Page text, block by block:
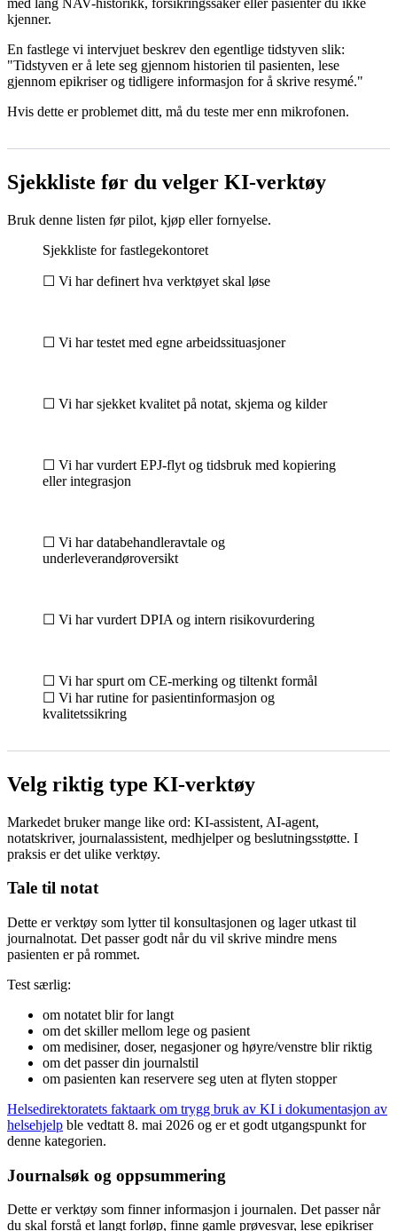
kjenner.
En fastlege vi intervjuet beskrev den egentlige tidstyven slik:
"Tidstyven er å lete seg gjennom historien til pasienten, lese
gjennom epikriser og tidligere informasjon for å skrive resymé."
Hvis dette er problemet ditt, må du teste mer enn mikrofonen.
Sjekkliste før du velger KI-verktøy
Bruk denne listen før pilot, kjøp eller fornyelse.
Sjekkliste for fastlegekontoret
☐ Vi har definert hva verktøyet skal løse
☐ Vi har testet med egne arbeidssituasjoner
☐ Vi har sjekket kvalitet på notat, skjema og kilder
☐ Vi har vurdert EPJ-flyt og tidsbruk med kopiering
eller integrasjon
☐ Vi har databehandleravtale og
underleverandøroversikt
☐ Vi har vurdert DPIA og intern risikovurdering
☐ Vi har spurt om CE-merking og tiltenkt formål
☐ Vi har rutine for pasientinformasjon og
kvalitetssikring
Velg riktig type KI-verktøy
Markedet bruker mange like ord: KI-assistent, AI-agent,
notatskriver, journalassistent, medhjelper og beslutningsstøtte. I
praksis er det ulike verktøy.
Tale til notat
Dette er verktøy som lytter til konsultasjonen og lager utkast til
journalnotat. Det passer godt når du vil skrive mindre mens
pasienten er på rommet.
Test særlig:
om notatet blir for langt
om det skiller mellom lege og pasient
om medisiner, doser, negasjoner og høyre/venstre blir riktig
om det passer din journalstil
om pasienten kan reservere seg uten at flyten stopper
Helsedirektoratets faktaark om trygg bruk av KI i dokumentasjon av
helsehjelp ble vedtatt 8. mai 2026 og er et godt utgangspunkt for
denne kategorien.
Journalsøk og oppsummering
Dette er verktøy som finner informasjon i journalen. Det passer når
du skal forstå et langt forløp, finne gamle prøvesvar, lese epikriser